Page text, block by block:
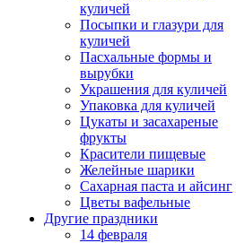
куличей
Посыпки и глазури для
куличей
Пасхальные формы и
вырубки
Украшения для куличей
Упаковка для куличей
Цукаты и засахареные
фрукты
Красители пищевые
Желейные шарики
Сахарная паста и айсинг
Цветы вафельные
Другие праздники
14 февраля